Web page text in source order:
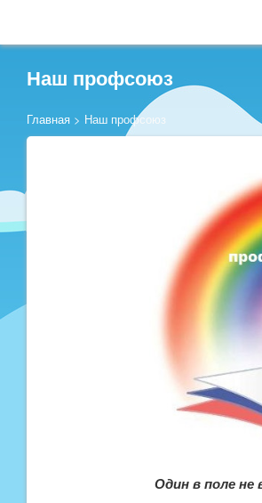
Наш профсоюз
Главная > Наш профсоюз
Один в поле